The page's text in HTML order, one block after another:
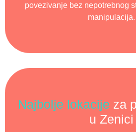
povezivanje bez nepotrebnog
manipulacija.
Najbolje lokacije za
u Zenici